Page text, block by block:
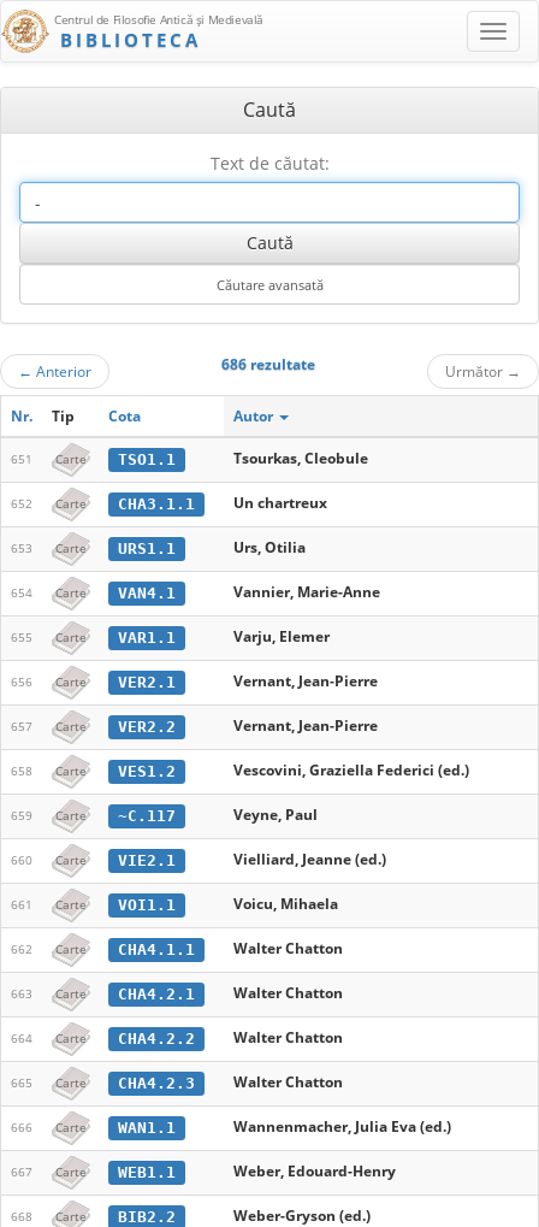
Centrul de Filosofie Antică şi Medievală
BIBLIOTECA
Caută
Text de căutat:
← Anterior 686 rezultate Următor →
Nr. Tip Cota Autor
651 Carte TSO1.1 Tsourkas, Cleobule
652 Carte CHA3.1.1 Un chartreux
653 Carte URS1.1 Urs, Otilia
654 Carte VAN4.1 Vannier, Marie-Anne
655 Carte VAR1.1 Varju, Elemer
656 Carte VER2.1 Vernant, Jean-Pierre
657 Carte VER2.2 Vernant, Jean-Pierre
658 Carte VES1.2 Vescovini, Graziella Federici (ed.)
659 Carte ~C.117 Veyne, Paul
660 Carte VIE2.1 Vielliard, Jeanne (ed.)
661 Carte VOI1.1 Voicu, Mihaela
662 Carte CHA4.1.1 Walter Chatton
663 Carte CHA4.2.1 Walter Chatton
664 Carte CHA4.2.2 Walter Chatton
665 Carte CHA4.2.3 Walter Chatton
666 Carte WAN1.1 Wannenmacher, Julia Eva (ed.)
667 Carte WEB1.1 Weber, Edouard-Henry
668 Carte BIB2.2 Weber-Gryson (ed.)